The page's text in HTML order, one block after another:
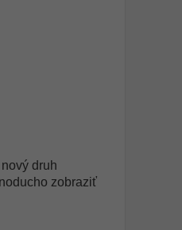
druh
zobraziť